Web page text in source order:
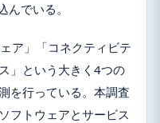
でいる。
ア」「コネクティビテ
」という大きく4つの
を行っている。本調査
フトウェアとサービス